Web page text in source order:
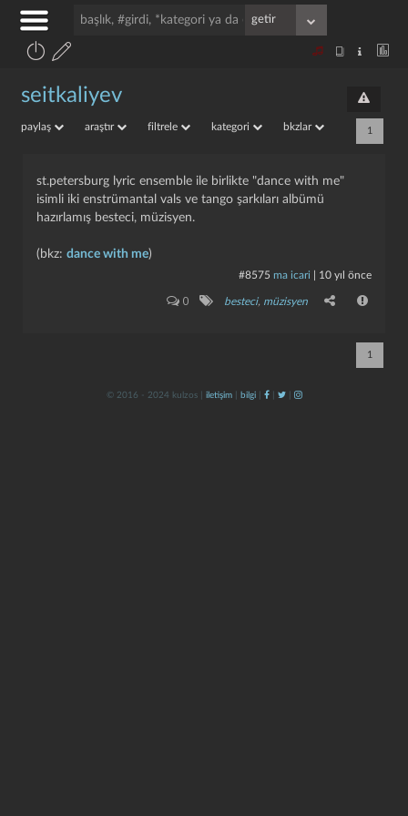
seitkaliyev
paylaş araştır filtrele kategori bkzlar 1
st.petersburg lyric ensemble ile birlikte "dance with me"
isimli iki enstrümantal vals ve tango şarkıları albümü
hazırlamış besteci, müzisyen.
(bkz: dance with me)
#8575 ma icari 10 yıl önce
0 besteci, müzisyen
1
© 2016 - 2024 kulzos | iletişim| bilgi| | |